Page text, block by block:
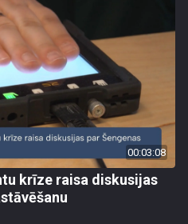
00:03:08
krīze raisa diskusijas